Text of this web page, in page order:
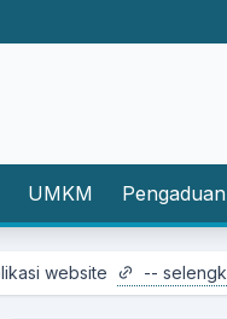
UMKM Pengaduan
-- selengkapnya...